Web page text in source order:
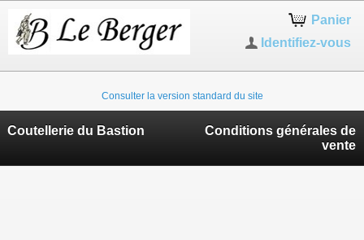
Panier
Identifiez-vous
Consulter la version standard du site
Coutellerie du Bastion
Conditions générales de
vente